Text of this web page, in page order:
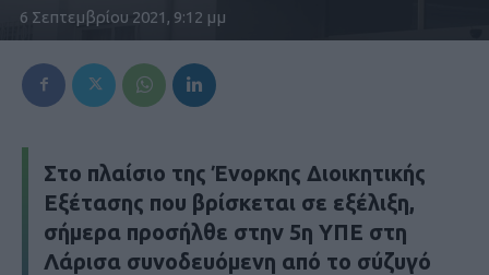
6 Σεπτεμβρίου 2021, 9:12 μμ
Στο πλαίσιο της Ένορκης Διοικητικής
Εξέτασης που βρίσκεται σε εξέλιξη,
σήμερα προσήλθε στην 5η ΥΠΕ στη
Λάρισα συνοδευόμενη από το σύζυγό